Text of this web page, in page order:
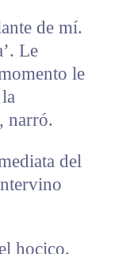
de mí.
Le
le
narró.
del
hocico.